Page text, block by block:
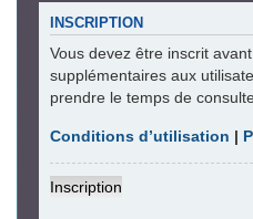
INSCRIPTION
Vous devez être inscrit
supplémentaires aux
prendre le temps de
Conditions d’utilisation |
Inscription